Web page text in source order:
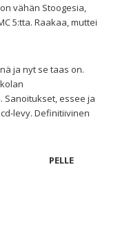
vähän Stoogesia,
5:tta. Raakaa, muttei
ja nyt se taas on.
essee ja
levy. Definitiivinen
PELLE